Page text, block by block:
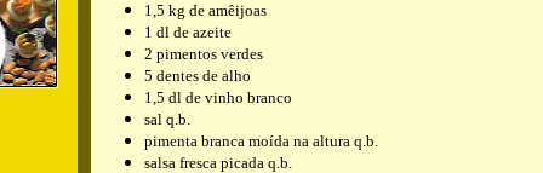
1,5 kg de amêijoas
1 dl de azeite
2 pimentos verdes
5 dentes de alho
1,5 dl de vinho branco
sal q.b.
pimenta branca moída na altura q.b.
salsa fresca picada q.b.